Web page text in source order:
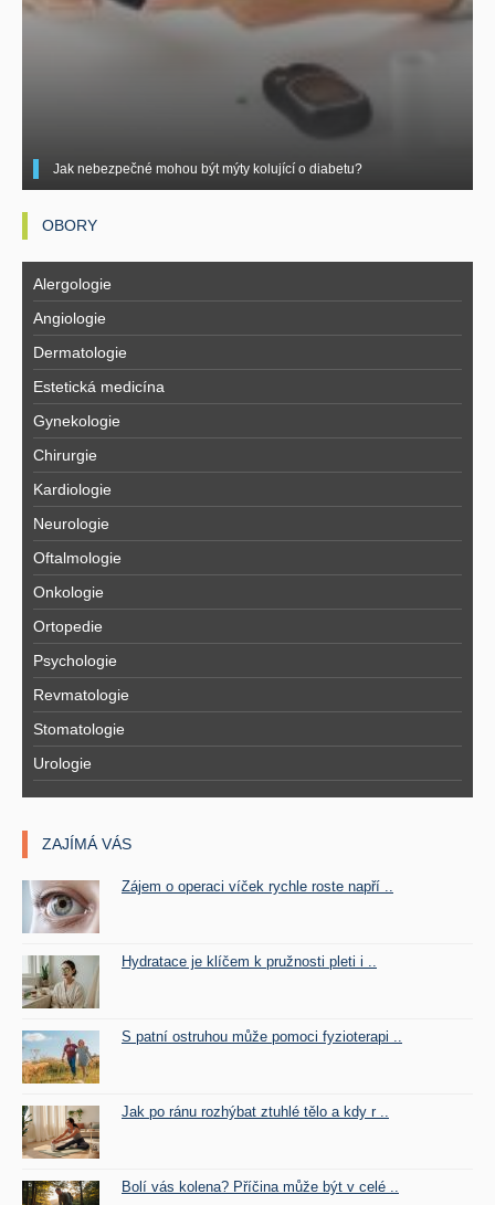
Jak nebezpečné mohou být mýty kolující o diabetu?
OBORY
Alergologie
Angiologie
Dermatologie
Estetická medicína
Gynekologie
Chirurgie
Kardiologie
Neurologie
Oftalmologie
Onkologie
Ortopedie
Psychologie
Revmatologie
Stomatologie
Urologie
ZAJÍMÁ VÁS
Zájem o operaci víček rychle roste napří ..
Hydratace je klíčem k pružnosti pleti i ..
S patní ostruhou může pomoci fyzioterapi ..
Jak po ránu rozhýbat ztuhlé tělo a kdy r ..
Bolí vás kolena? Příčina může být v celé ..